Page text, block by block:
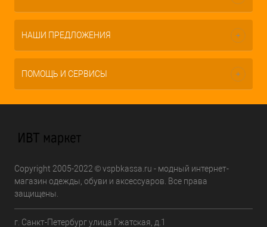
НАШИ ПРЕДЛОЖЕНИЯ
ПОМОЩЬ И СЕРВИСЫ
Copyright 2005-2022 © vspbkassa.ru - модный интернет-
магазин одежды, обуви и аксессуаров. Все права
защищены.
г. Санкт-Петербург улица Гжатская, д.1